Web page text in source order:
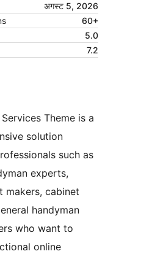
अगस्ट 5, 2026
60+
5.0
7.2
Theme is a
solution
such as
experts,
makers, cabinet
handyman
who want to
online